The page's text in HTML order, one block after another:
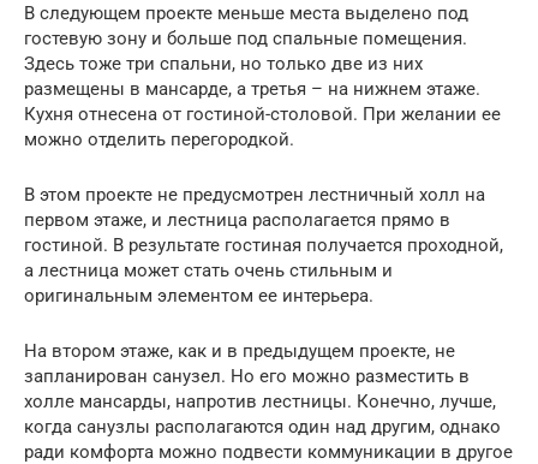
В следующем проекте меньше места выделено под
гостевую зону и больше под спальные помещения.
Здесь тоже три спальни, но только две из них
размещены в мансарде, а третья – на нижнем этаже.
Кухня отнесена от гостиной-столовой. При желании ее
можно отделить перегородкой.
В этом проекте не предусмотрен лестничный холл на
первом этаже, и лестница располагается прямо в
гостиной. В результате гостиная получается проходной,
а лестница может стать очень стильным и
оригинальным элементом ее интерьера.
На втором этаже, как и в предыдущем проекте, не
запланирован санузел. Но его можно разместить в
холле мансарды, напротив лестницы. Конечно, лучше,
когда санузлы располагаются один над другим, однако
ради комфорта можно подвести коммуникации в другое